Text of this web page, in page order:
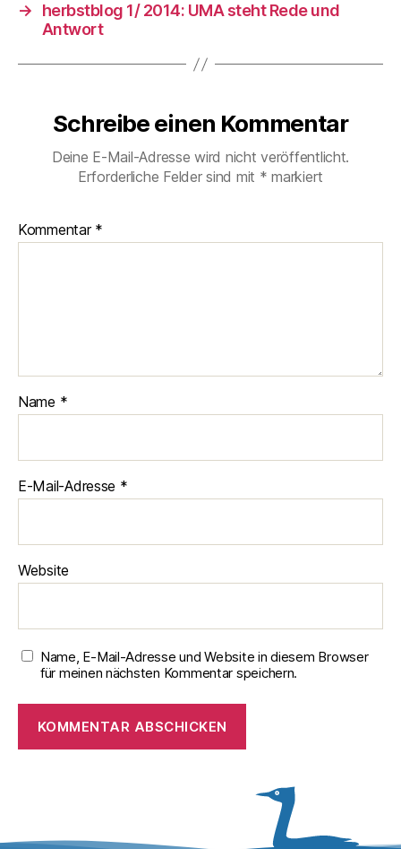
→
herbstblog 1/ 2014: UMA steht Rede und
Antwort
Schreibe einen Kommentar
Deine E-Mail-Adresse wird nicht veröffentlicht.
Erforderliche Felder sind mit * markiert
Kommentar *
Name *
E-Mail-Adresse *
Website
Name, E-Mail-Adresse und Website in diesem Browser
für meinen nächsten Kommentar speichern.